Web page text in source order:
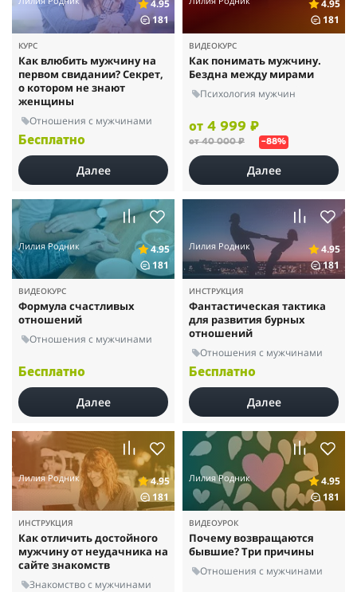
4.95
181
КУРС
Как влюбить мужчину на
первом свидании? Секрет,
о котором не знают
женщины
Отношения с мужчинами
Бесплатно
Далее
4.95
181
ВИДЕОКУРС
Как понимать мужчину.
Бездна между мирами
Психология мужчин
от 4 999 ₽
от 40 000 ₽ –88%
Далее
Лилия Родник
4.95
181
ВИДЕОКУРС
Формула счастливых
отношений
Отношения с мужчинами
Бесплатно
Далее
Лилия Родник
4.95
181
ИНСТРУКЦИЯ
Фантастическая тактика
для развития бурных
отношений
Отношения с мужчинами
Бесплатно
Далее
Лилия Родник
4.95
181
ИНСТРУКЦИЯ
Как отличить достойного
мужчину от неудачника на
сайте знакомств
Знакомство с мужчинами
Лилия Родник
4.95
181
ВИДЕОУРОК
Почему возвращаются
бывшие? Три причины
Отношения с мужчинами